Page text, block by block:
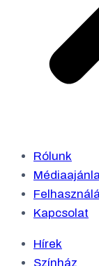
Rólunk
Kapcsolat
Hírek
Színház